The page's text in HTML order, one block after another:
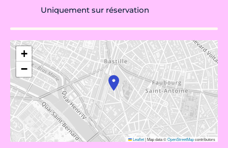
Uniquement sur réservation
+
−
Leaflet|Map data ©OpenStreetMapcontributors